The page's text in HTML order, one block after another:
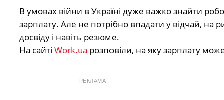
В умовах війни в Україні дуже важко знайти
зарплату. Але не потрібно впадати у відчай, на
досвіду і навіть резюме.
На сайті Work.ua розповіли, на яку зарплату
РЕКЛАМА